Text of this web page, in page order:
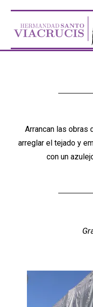
Arrancan las obras
arreglar el tejado y
con un